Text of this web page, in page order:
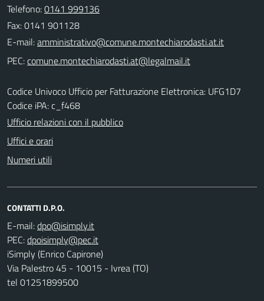
Telefono:0141 999136
Fax: 0141 901128
E-mail:
PEC:
Codice Univoco Ufficio per Fatturazione Elettronica: UFG1D7
Codice iPA: c_f468
Ufficio relazioni con il pubblico
Uffici e orari
Numeri utili
CONTATTI D.P.O.
E-mail:
PEC:
iSimply (Enrico Capirone)
Via Palestro 45 - 10015 - Ivrea (TO)
tel 01251899500